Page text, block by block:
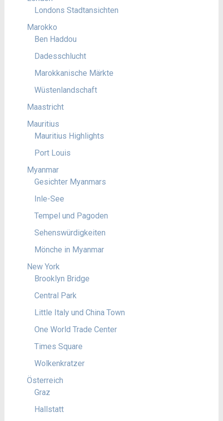
Londons Stadtansichten
Marokko
Ben Haddou
Dadesschlucht
Marokkanische Märkte
Wüstenlandschaft
Maastricht
Mauritius
Mauritius Highlights
Port Louis
Myanmar
Gesichter Myanmars
Inle-See
Tempel und Pagoden
Sehenswürdigkeiten
Mönche in Myanmar
New York
Brooklyn Bridge
Central Park
Little Italy und China Town
One World Trade Center
Times Square
Wolkenkratzer
Österreich
Graz
Hallstatt